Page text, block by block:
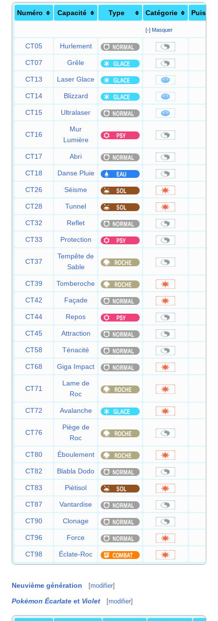
Numéro Capacité Type Catégorie
[-] Masquer
CT05 Hurlement
CT07 Grêle
CT13 Laser Glace
CT14 Blizzard
CT15 Ultralaser
CT16
Mur
Lumière
CT17 Abri
CT18 Danse Pluie
CT26 Séisme
CT28 Tunnel
CT32 Reflet
CT33 Protection
CT37
Tempête de
Sable
CT39 Tomberoche
CT42 Façade
CT44 Repos
CT45 Attraction
CT58 Ténacité
CT68 Giga Impact
CT71
Lame de
Roc
CT72 Avalanche
CT76
Piège de
Roc
CT80 Éboulement
CT82 Blabla Dodo
CT83 Piétisol
CT87 Vantardise
CT90 Clonage
CT96 Force
CT98 Éclate-Roc
Neuvième génération [modifier]
Pokémon Écarlate et Violet [modifier]